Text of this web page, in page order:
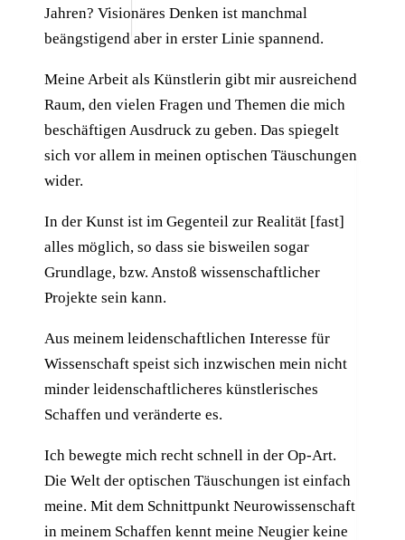
Jahren? Visionäres Denken ist manchmal
beängstigend aber in erster Linie spannend.
Meine Arbeit als Künstlerin gibt mir ausreichend
Raum, den vielen Fragen und Themen die mich
beschäftigen Ausdruck zu geben. Das spiegelt
sich vor allem in meinen optischen Täuschungen
wider.
In der Kunst ist im Gegenteil zur Realität [fast]
alles möglich, so dass sie bisweilen sogar
Grundlage, bzw. Anstoß wissenschaftlicher
Projekte sein kann.
Aus meinem leidenschaftlichen Interesse für
Wissenschaft speist sich inzwischen mein nicht
minder leidenschaftlicheres künstlerisches
Schaffen und veränderte es.
Ich bewegte mich recht schnell in der Op-Art.
Die Welt der optischen Täuschungen ist einfach
meine. Mit dem Schnittpunkt Neurowissenschaft
in meinem Schaffen kennt meine Neugier keine